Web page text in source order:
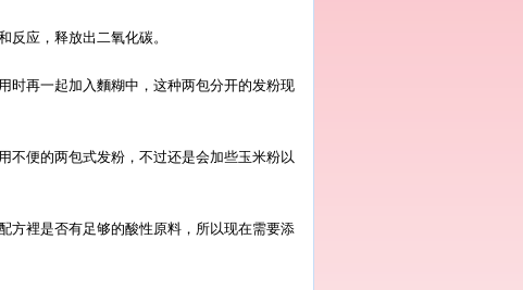
应，释放出二氧化碳。
时再一起加入麵糊中，这种两包分开的发粉现
不便的两包式发粉，不过还是会加些玉米粉以
方裡是否有足够的酸性原料，所以现在需要添